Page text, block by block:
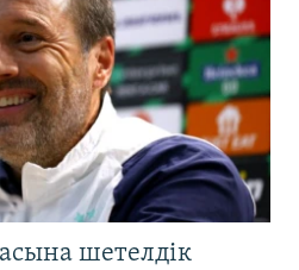
шетелдік